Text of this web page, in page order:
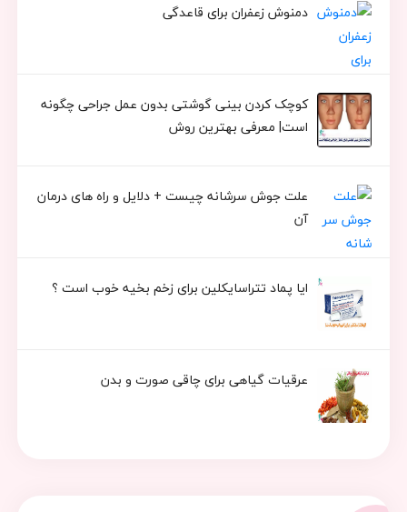
دمنوش زعفران برای قاعدگی
کوچک کردن بینی گوشتی بدون عمل جراحی چگونه
است| معرفی بهترین روش
علت جوش سرشانه چیست + دلایل و راه های درمان
آن
ایا پماد تتراسایکلین برای زخم بخیه خوب است ؟
عرقیات گیاهی برای چاقی صورت و بدن